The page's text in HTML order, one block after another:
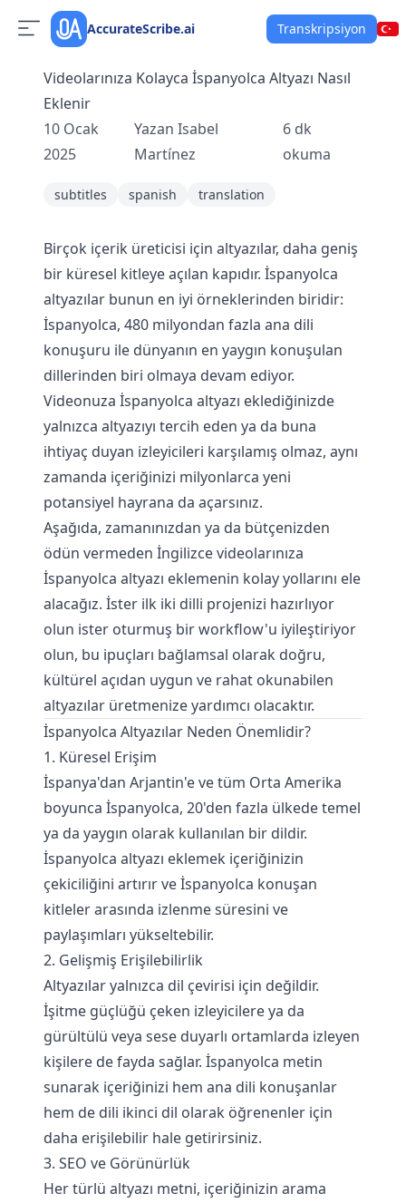
AccurateScribe.ai Transkripsiyon
Videolarınıza Kolayca İspanyolca Altyazı Nasıl
Eklenir
10 Ocak
2025
Yazan Isabel
Martínez
6 dk
okuma
subtitles spanish translation
Birçok içerik üreticisi için altyazılar, daha geniş
bir küresel kitleye açılan kapıdır. İspanyolca
altyazılar bunun en iyi örneklerinden biridir:
İspanyolca, 480 milyondan fazla ana dili
konuşuru ile dünyanın en yaygın konuşulan
dillerinden biri olmaya devam ediyor.
Videonuza İspanyolca altyazı eklediğinizde
yalnızca altyazıyı tercih eden ya da buna
ihtiyaç duyan izleyicileri karşılamış olmaz, aynı
zamanda içeriğinizi milyonlarca yeni
potansiyel hayrana da açarsınız.
Aşağıda, zamanınızdan ya da bütçenizden
ödün vermeden İngilizce videolarınıza
İspanyolca altyazı eklemenin kolay yollarını ele
alacağız. İster ilk iki dilli projenizi hazırlıyor
olun ister oturmuş bir workflow'u iyileştiriyor
olun, bu ipuçları bağlamsal olarak doğru,
kültürel açıdan uygun ve rahat okunabilen
altyazılar üretmenize yardımcı olacaktır.
İspanyolca Altyazılar Neden Önemlidir?
1. Küresel Erişim
İspanya'dan Arjantin'e ve tüm Orta Amerika
boyunca İspanyolca, 20'den fazla ülkede temel
ya da yaygın olarak kullanılan bir dildir.
İspanyolca altyazı eklemek içeriğinizin
çekiciliğini artırır ve İspanyolca konuşan
kitleler arasında izlenme süresini ve
paylaşımları yükseltebilir.
2. Gelişmiş Erişilebilirlik
Altyazılar yalnızca dil çevirisi için değildir.
İşitme güçlüğü çeken izleyicilere ya da
gürültülü veya sese duyarlı ortamlarda izleyen
kişilere de fayda sağlar. İspanyolca metin
sunarak içeriğinizi hem ana dili konuşanlar
hem de dili ikinci dil olarak öğrenenler için
daha erişilebilir hale getirirsiniz.
3. SEO ve Görünürlük
Her türlü altyazı metni, içeriğinizin arama